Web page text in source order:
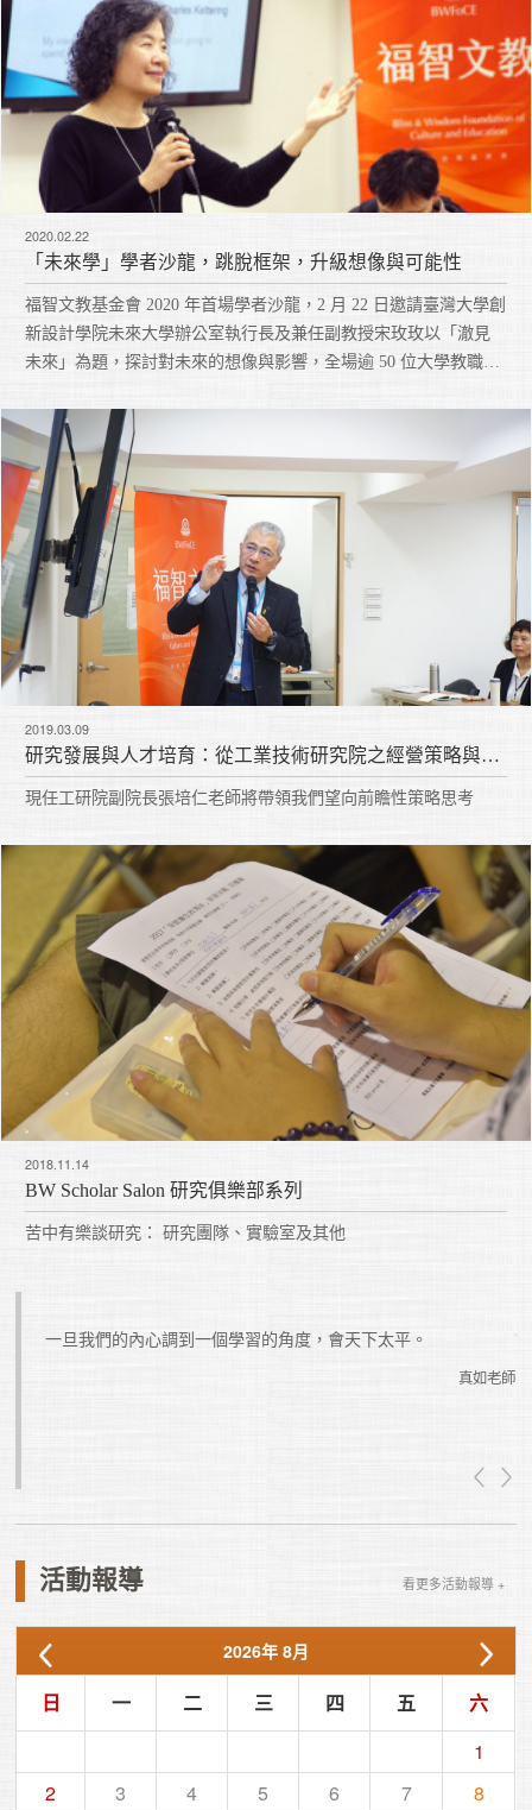
2020.02.22
「未來學」學者沙龍，跳脫框架，升級想像與可能性
福智文教基金會 2020 年首場學者沙龍，2 月 22 日邀請臺灣大學創
新設計學院未來大學辦公室執行長及兼任副教授宋玫玫以「澈見
未來」為題，探討對未來的想像與影響，全場逾 50 位大學教職員
2019.03.09
研究發展與人才培育：從工業技術研究院之經營策略與新近研發方向談起
現任工研院副院長張培仁老師將帶領我們望向前瞻性策略思考
2018.11.14
BW Scholar Salon 研究俱樂部系列
苦中有樂談研究： 研究團隊、實驗室及其他
一旦我們的內心調到一個學習的角度，會天下太平。
真如老師
活動報導 看更多活動報導 +
2026年 8月
日 一 二 三 四 五
六
1
2
3 4 5 6 7
8